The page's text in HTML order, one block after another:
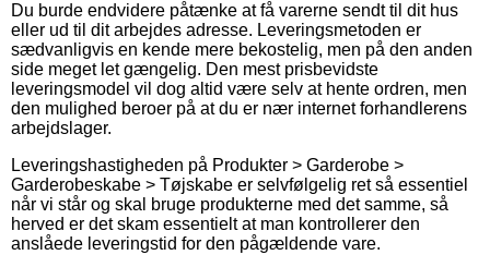
Du burde endvidere påtænke at få varerne sendt til dit hus
eller ud til dit arbejdes adresse. Leveringsmetoden er
sædvanligvis en kende mere bekostelig, men på den anden
side meget let gængelig. Den mest prisbevidste
leveringsmodel vil dog altid være selv at hente ordren, men
den mulighed beroer på at du er nær internet forhandlerens
arbejdslager.
Leveringshastigheden på Produkter > Garderobe >
Garderobeskabe > Tøjskabe er selvfølgelig ret så essentiel
når vi står og skal bruge produkterne med det samme, så
herved er det skam essentielt at man kontrollerer den
anslåede leveringstid for den pågældende vare.